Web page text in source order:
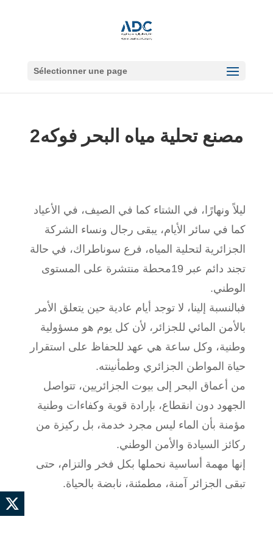
Sélectionner une page
مصنع تحلية مياه البحر فوكه2
ليلاً ونهارًا، في الشتاء كما في الصيف، في الأعياد
كما في سائر الأيام، يبقى رجال ونساء الشركة
الجزائرية لتحلية المياه، فرع سوناطراك، في حالة
تجند دائم عبر 19محطة منتشرة على المستوى
الوطني.
فبالنسبة إلينا، لا توجد أيام عادية حين يتعلق الأمر
بالأمن المائي للجزائر، لأن كل يوم هو مسؤولية
وطنية، وكل ساعة هي عهد للحفاظ على استقرار
حياة المواطن الجزائري وطمأنينته.
من أعماق البحر إلى بيوت الجزائريين، تتواصل
الجهود دون انقطاع، بإرادة قوية وكفاءات وطنية
مؤمنة بأن الماء ليس مجرد خدمة، بل ركيزة من
ركائز السيادة والأمن الوطني.
إنها مهمة أساسية نحملها بكل فخر والتزام، حتى
تبقى الجزائر آمنة، مطمئنة، نابضة بالحياة.